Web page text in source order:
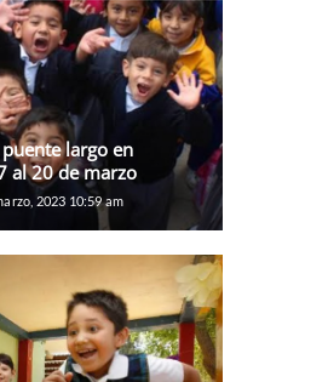
largo en
al 20 de marzo
2023 10:59 am